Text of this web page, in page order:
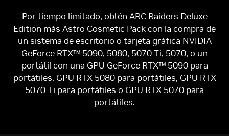
Por tiempo limitado, obtén ARC Raiders Deluxe
Edition más Astro Cosmetic Pack con la compra de
un sistema de escritorio o tarjeta gráfica NVIDIA
GeForce RTX™ 5090, 5080, 5070 Ti, 5070, o un
portátil con una GPU GeForce RTX™ 5090 para
portátiles, GPU RTX 5080 para portátiles, GPU RTX
5070 Ti para portátiles o GPU RTX 5070 para
portátiles.